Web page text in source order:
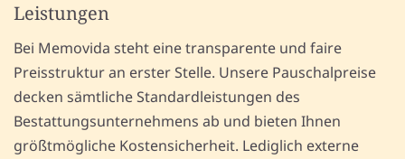
Leistungen
Bei Memovida steht eine transparente und faire
Preisstruktur an erster Stelle. Unsere Pauschalpreise
decken sämtliche Standardleistungen des
Bestattungsunternehmens ab und bieten Ihnen
größtmögliche Kostensicherheit. Lediglich externe